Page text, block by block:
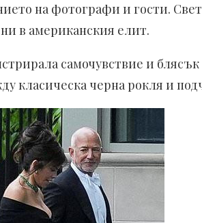
на фотографи и гости.
в американския елит.
самочувствие и
класическа черна рокля и